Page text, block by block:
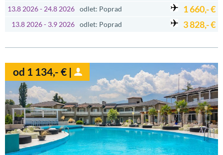
13.8 2026 - 24.8 2026 odlet: Poprad 1 660,- €
13.8 2026 - 3.9 2026 odlet: Poprad 3 828,- €
od 1 134,- € |